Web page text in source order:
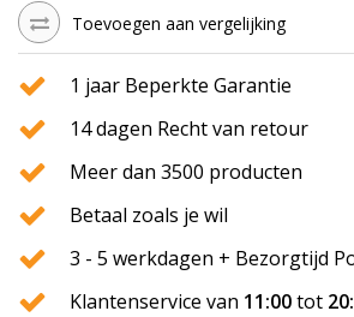
Toevoegen aan vergelijking
1 jaar Beperkte Garantie
14 dagen Recht van retour
Meer dan 3500 producten
Betaal zoals je wil
3 - 5 werkdagen + Bezorgtijd
Klantenservice van 11:00tot